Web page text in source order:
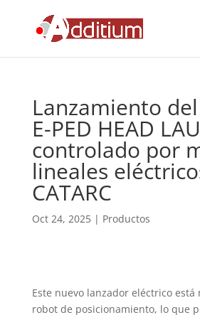
Lanzamiento
E-PED HEAD
controlado por
lineales
CATARC
Oct 24, 2025| Productos
Este nuevo lanzador eléctrico
robot de posicionamiento, lo que